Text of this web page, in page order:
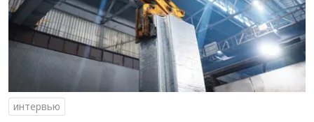
интервью